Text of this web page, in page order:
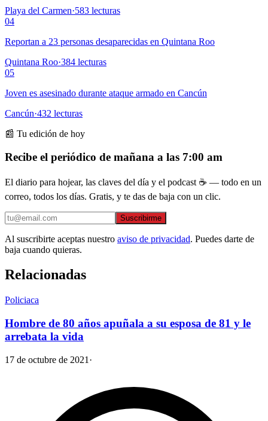
Playa del Carmen·583 lecturas
04
Reportan a 23 personas desaparecidas en Quintana Roo
Quintana Roo·384 lecturas
05
Joven es asesinado durante ataque armado en Cancún
Cancún·432 lecturas
📰 Tu edición de hoy
Recibe el periódico de mañana a las 7:00 am
El diario para hojear, las claves del día y el podcast ☕ — todo en un
correo, todos los días. Gratis, y te das de baja con un clic.
Suscribirme
Al suscribirte aceptas nuestro aviso de privacidad. Puedes darte de
baja cuando quieras.
Relacionadas
Policiaca
Hombre de 80 años apuñala a su esposa de 81 y le
arrebata la vida
17 de octubre de 2021 ·